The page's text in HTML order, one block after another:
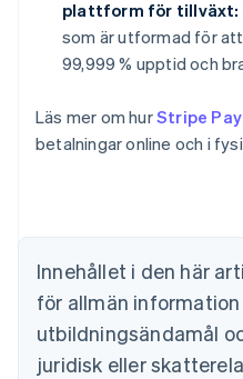
plattform för tillväxt:
som är utformad för
99,999 % upptid och
Läs mer om hurStripe
betalningar online och i
Innehållet i den här
för allmän
utbildningsändamål
juridisk eller
Australien
English
PortuguêsEnglish
Bulgarien
English
Cypern
English
Danmark
English